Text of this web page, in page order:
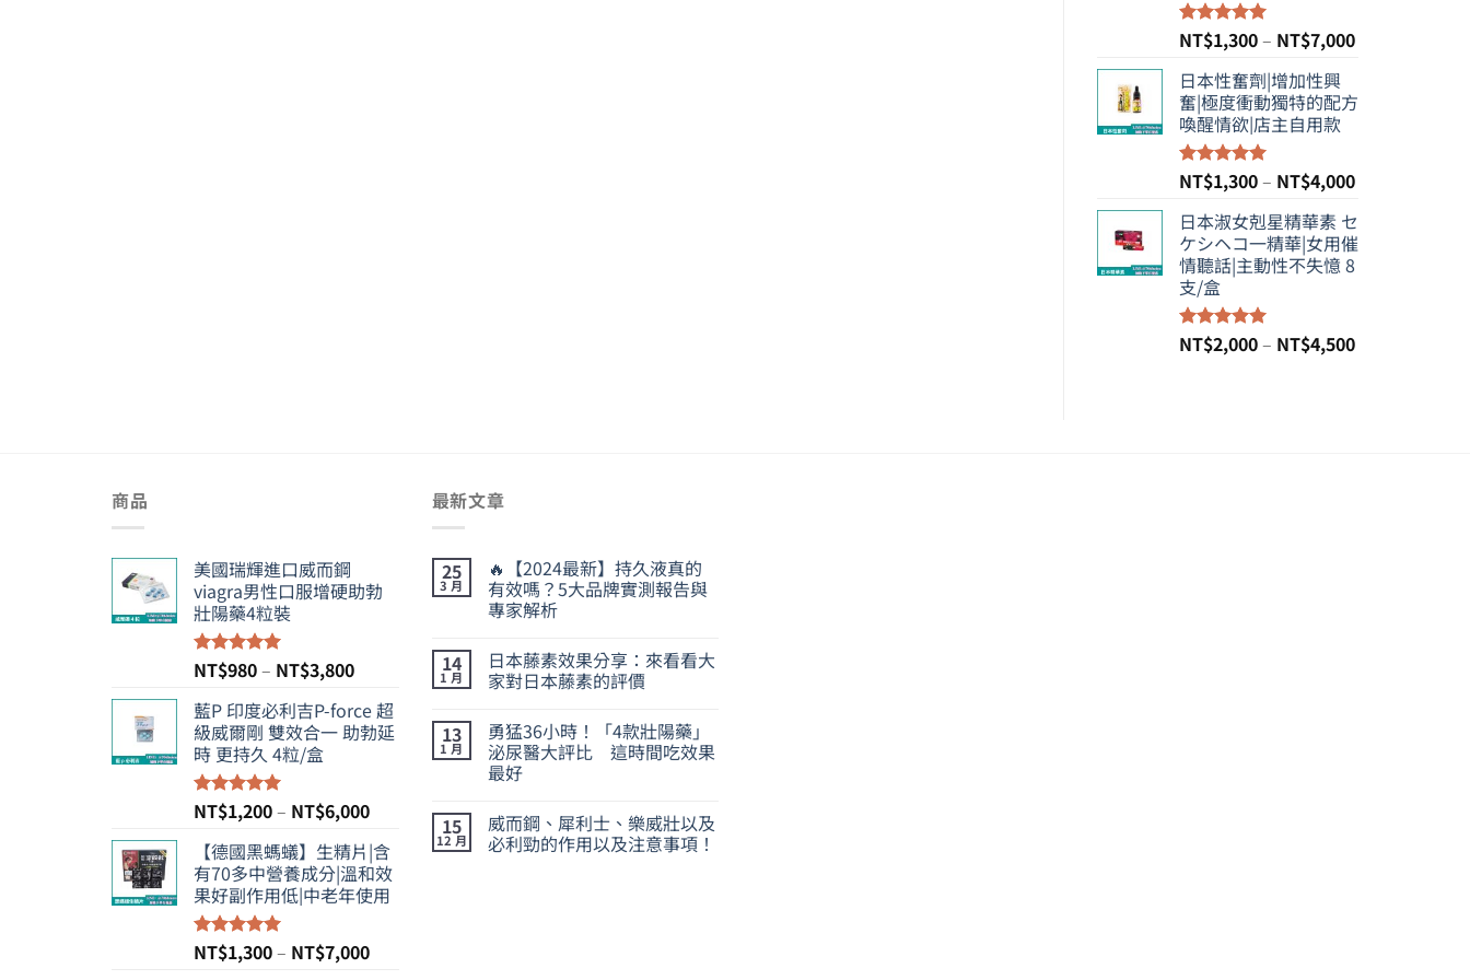
評分 5.00
滿分 5
NT$1,300– NT$7,000價
圍：
NT$7,000
日本性奮劑|增加性興
奮|極度衝動獨特的配方
喚醒情欲|店主自用款
評分 5.00
滿分 5
NT$1,300– NT$4,000價
範
圍：
日本淑女剋星精華素 セ
ケシヘコ一精華|女用催
情聽話|主動性不失憶 8
支/盒
評分 5.00
滿分 5
NT$2,000– NT$4,500價
商品
美國瑞輝進口威而鋼
viagra男性口服增硬助勃
壯陽藥4粒裝
評分5.00
滿分 5
NT$980– NT$3,800價
範
圍：
NT$3,800
藍P 印度必利吉P-force 超
級威爾剛 雙效合一 助勃延
時 更持久 4粒/盒
評分 5.00
滿分 5
NT$1,200– NT$6,000價
範
圍：
NT$1,200
NT$6,000
【德國黑螞蟻】生精片|含
有70多中營養成分|溫和效
果好副作用低|中老年使用
評分 5.00
滿分 5
NT$1,300– NT$7,000價
最新文章
25
3 月
🔥【2024最新】持久液真的
有效嗎？5大品牌實測報告與
專家解析
14
1 月
日本藤素效果分享：來看看大
家對日本藤素的評價
13
1 月
勇猛36小時！「4款壯陽藥」
泌尿醫大評比 這時間吃效果
最好
15
12 月
威而鋼、犀利士、樂威壯以及
必利勁的作用以及注意事項！